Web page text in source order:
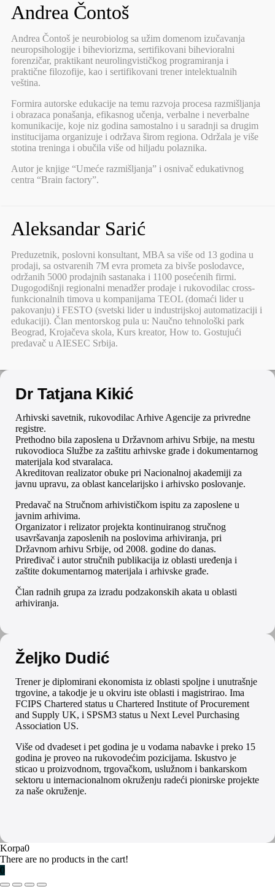
Andrea Čontoš
Andrea Čontoš je neurobiolog sa užim domenom izučavanja
neuropsihologije i biheviorizma, sertifikovani bihevioralni
forenzičar, praktikant neurolingvističkog programiranja i
praktične filozofije, kao i sertifikovani trener intelektualnih
veština.
Formira autorske edukacije na temu razvoja procesa razmišljanja
i obrazaca ponašanja, efikasnog učenja, verbalne i neverbalne
komunikacije, koje niz godina samostalno i u saradnji sa drugim
institucijama organizuje i održava širom regiona. Održala je više
stotina treninga i obučila više od hiljadu polaznika.
Autor je knjige “Umeće razmišljanja” i osnivač edukativnog
centra “Brain factory”.
Aleksandar Sarić
Preduzetnik, poslovni konsultant, MBA sa više od 13 godina u
prodaji, sa ostvarenih 7M evra prometa za bivše poslodavce,
održanih 5000 prodajnih sastanaka i 1100 posećenih firmi.
Dugogodišnji regionalni menadžer prodaje i rukovodilac cross-
funkcionalnih timova u kompanijama TEOL (domaći lider u
pakovanju) i FESTO (svetski lider u industrijskoj automatizaciji i
edukaciji). Član mentorskog pula u: Naučno tehnološki park
Beograd, Krojačeva skola, Kurs kreator, How to. Gostujući
predavač u AIESEC Srbija.
Dr Tatjana Kikić
Arhivski savetnik, rukovodilac Arhive Agencije za privredne
registre.
Prethodno bila zaposlena u Državnom arhivu Srbije, na mestu
rukovodioca Službe za zaštitu arhivske građe i dokumentarnog
materijala kod stvaralaca.
Akreditovan realizator obuke pri Nacionalnoj akademiji za
javnu upravu, za oblast kancelarijsko i arhivsko poslovanje.
Predavač na Stručnom arhivističkom ispitu za zaposlene u
javnim arhivima.
Organizator i relizator projekta kontinuiranog stručnog
usavršavanja zaposlenih na poslovima arhiviranja, pri
Državnom arhivu Srbije, od 2008. godine do danas.
Priređivač i autor stručnih publikacija iz oblasti uređenja i
zaštite dokumentarnog materijala i arhivske građe.
Član radnih grupa za izradu podzakonskih akata u oblasti
arhiviranja.
Željko Dudić
Trener je diplomirani ekonomista iz oblasti spoljne i unutrašnje
trgovine, a takodje je u okviru iste oblasti i magistrirao. Ima
FCIPS Chartered status u Chartered Institute of Procurement
and Supply UK, i SPSM3 status u Next Level Purchasing
Association US.
Više od dvadeset i pet godina je u vodama nabavke i preko 15
godina je proveo na rukovodećim pozicijama. Iskustvo je
sticao u proizvodnom, trgovačkom, uslužnom i bankarskom
sektoru u internacionalnom okruženju radeći pionirske projekte
za naše okruženje.
Korpa0
There are no products in the cart!
0